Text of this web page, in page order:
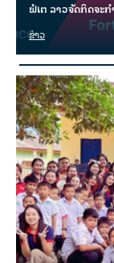
ຟໍເຕ ລາວຈັດກິດຈະ
ຂ່າວ